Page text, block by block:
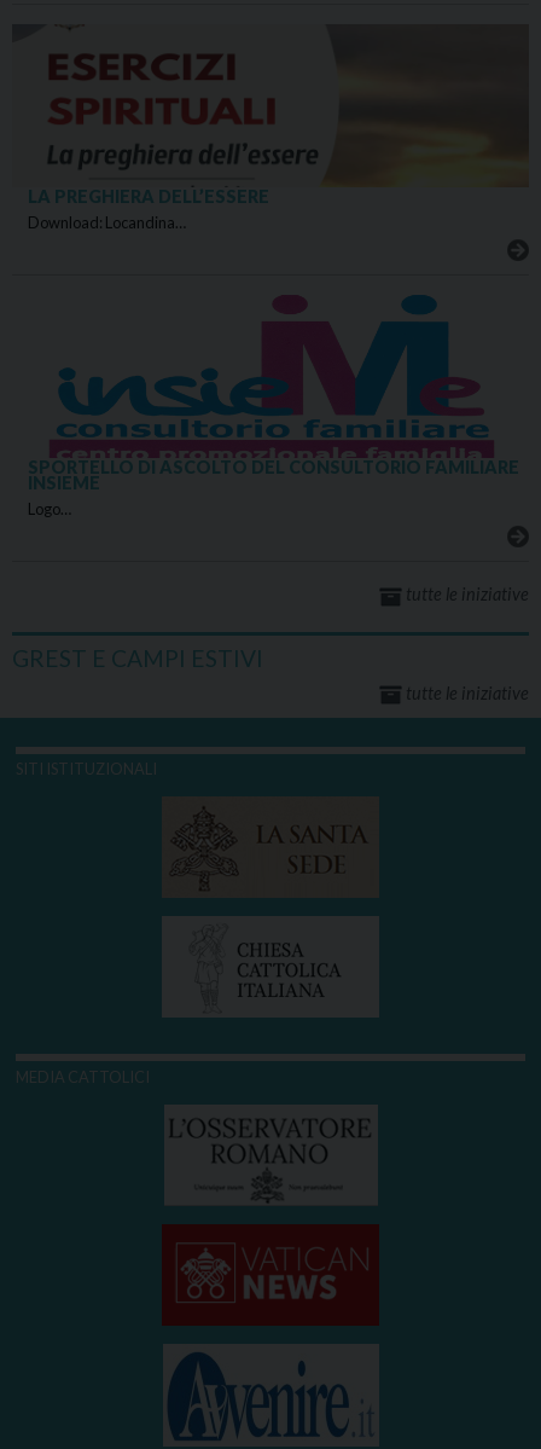
LA PREGHIERA DELL’ESSERE
Download: Locandina…
SPORTELLO DI ASCOLTO DEL CONSULTORIO FAMILIARE
INSIEME
Logo…
tutte le iniziative
GREST E CAMPI ESTIVI
tutte le iniziative
SITI ISTITUZIONALI
MEDIA CATTOLICI